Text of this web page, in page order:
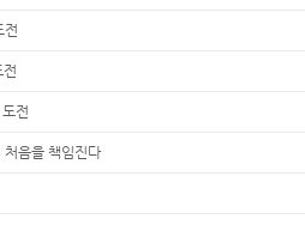
전
전
음을 책임진다